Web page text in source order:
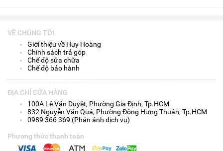
VỀ CHÚNG TÔI
Giới thiệu về Huy Hoàng
Chính sách trả góp
Chế độ sửa chữa
Chế độ bảo hành
ĐỊA CHỈ CỬA HÀNG
100A Lê Văn Duyệt, Phường Gia Định, Tp.HCM
832 Nguyễn Văn Quá, Phường Đông Hưng Thuận, Tp.HCM
0989 366 369 (Phản ánh dịch vụ)
Phương thức thanh toán